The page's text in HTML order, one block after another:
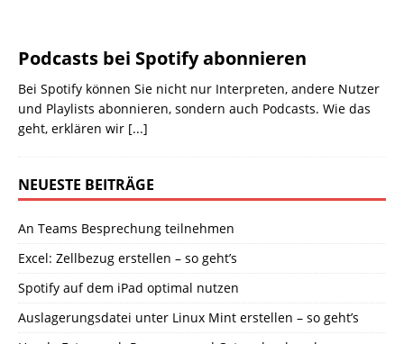
Podcasts bei Spotify abonnieren
Bei Spotify können Sie nicht nur Interpreten, andere Nutzer
und Playlists abonnieren, sondern auch Podcasts. Wie das
geht, erklären wir [...]
NEUESTE BEITRÄGE
An Teams Besprechung teilnehmen
Excel: Zellbezug erstellen – so geht’s
Spotify auf dem iPad optimal nutzen
Auslagerungsdatei unter Linux Mint erstellen – so geht’s